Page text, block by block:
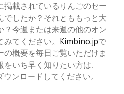
掲載されているりんごのセー
でしたか？それとももっと大
？今週または来週の他のオン
てください。 Kimbino.jpで
の概要を毎日ご覧いただけま
いち早く知りたい方は、
ウンロードしてください。